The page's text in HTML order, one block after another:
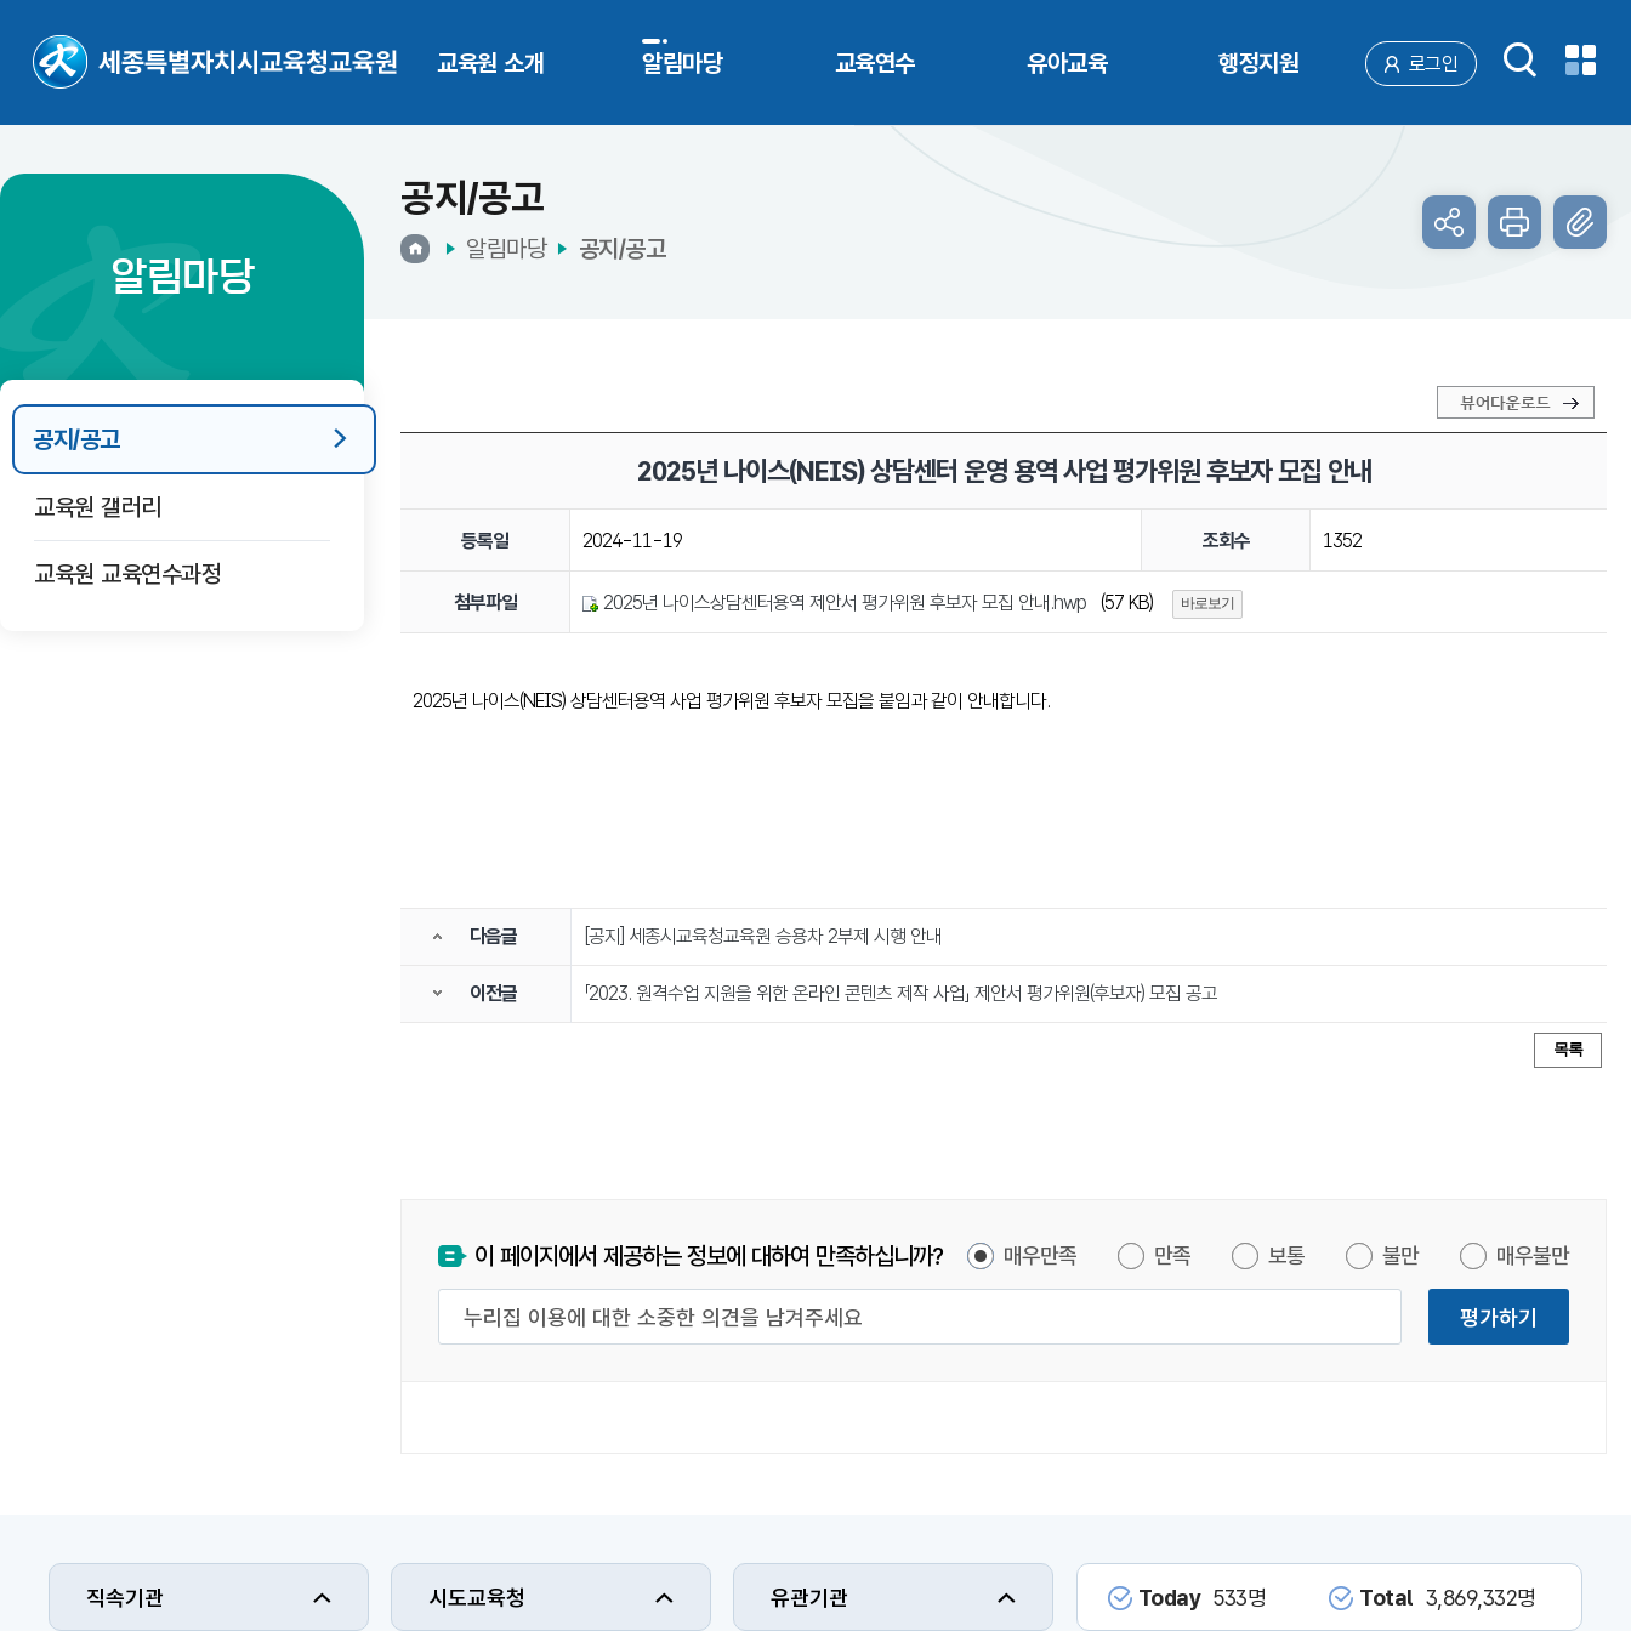
교육원 소개 알림마당 교육연수 유아교육 행정지원 로그인
알림마당
공지/공고
교육원 갤러리
교육원 교육연수과정
공지/공고
알림마당 공지/공고
2025년 나이스(NEIS) 상담센터 운영 용역 사업 평가위원 후보자 모집 안내
등록일 2024-11-19 조회수 1352
첨부파일 2025년 나이스상담센터용역 제안서 평가위원 후보자 모집 안내.hwp (57 KB) 바로보기
2025년 나이스(NEIS) 상담센터용역 사업 평가위원 후보자 모집을 붙임과 같이 안내합니다.
다음글 [공지] 세종시교육청교육원 승용차 2부제 시행 안내
이전글 「2023. 원격수업 지원을 위한 온라인 콘텐츠 제작 사업」 제안서 평가위원(후보자) 모집 공고
목록
이 페이지에서 제공하는 정보에 대하여 만족하십니까? 매우만족 만족 보통 불만 매우불만
평가하기
직속기관 시도교육청 유관기관 Today 533명 Total 3,869,332명